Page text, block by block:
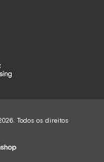
Todos os direitos